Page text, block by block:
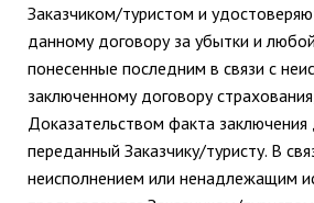
Заказчиком/туристом и
данному договору за убытки и
понесенные последним в связи с
заключенному договору
Доказательством факта
переданный Заказчику/туристу. В
неисполнением или ненадлежащим